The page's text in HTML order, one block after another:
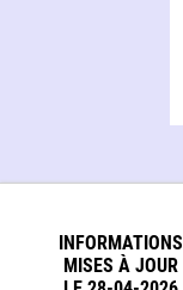
INFORMATIONS
MISES À JOUR